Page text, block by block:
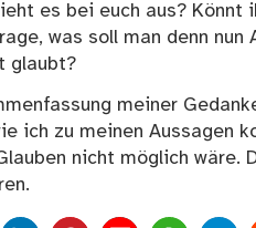
es bei euch aus? Könnt
was soll man denn
glaubt?
meiner
ich zu meinen Aussagen
nicht möglich wäre.